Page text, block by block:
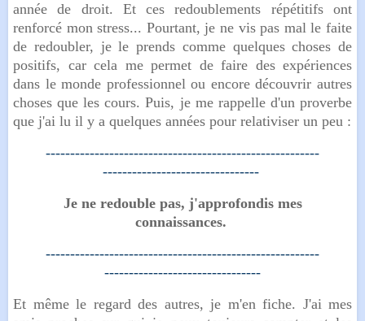
année de droit. Et ces redoublements répétitifs ont
renforcé mon stress... Pourtant, je ne vis pas mal le faite
de redoubler, je le prends comme quelques choses de
positifs, car cela me permet de faire des expériences
dans le monde professionnel ou encore découvrir autres
choses que les cours. Puis, je me rappelle d'un proverbe
que j'ai lu il y a quelques années pour relativiser un peu :
--------------------------------------------------------
--------------------------------
Je ne redouble pas, j'approfondis mes
connaissances.
--------------------------------------------------------
--------------------------------
Et même le regard des autres, je m'en fiche. J'ai mes